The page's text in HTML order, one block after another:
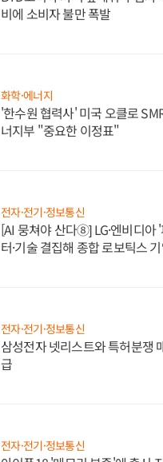
비에 소비자 불만 폭발
화학·에너지
'한수원 협력사' 미국 오클로
너지부 "중요한 이정표"
전자·전기·정보통신
[AI 뭉쳐야 산다⑧] LG·엔비디아
터·기술 결집해 종합 로보틱스
전자·전기·정보통신
삼성전자 넷리스트와 특허분쟁
급
전자·전기·정보통신